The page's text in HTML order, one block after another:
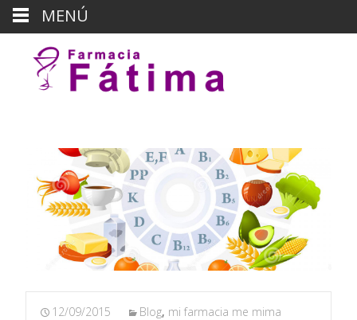
12/09/2015 Blog, mi farmacia me mima
MENÚ